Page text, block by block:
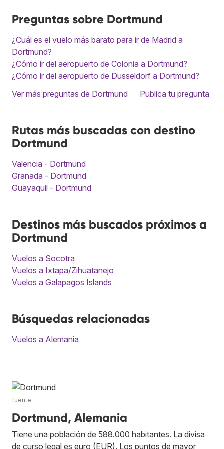
Preguntas sobre Dortmund
¿Cuál es el vuelo más barato para ir de Madrid a
Dortmund?
¿Cómo ir del aeropuerto de Colonia a Dortmund?
¿Cómo ir del aeropuerto de Dusseldorf a Dortmund?
Ver más preguntas de Dortmund
Publica tu pregunta
Rutas más buscadas con destino
Dortmund
Valencia - Dortmund
Granada - Dortmund
Guayaquil - Dortmund
Destinos más buscados próximos a
Dortmund
Vuelos a Socotra
Vuelos a Ixtapa/Zihuatanejo
Vuelos a Galapagos Islands
Búsquedas relacionadas
Vuelos a Alemania
fuente
Dortmund, Alemania
Tiene una población de 588.000 habitantes. La divisa
de curso legal es euro (EUR). Los puntos de mayor